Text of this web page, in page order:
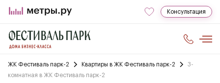
Консультация
ЖК Фестиваль парк-2 Квартиры в ЖК Фестиваль парк-2
3-
комнатная в ЖК Фестиваль парк-2